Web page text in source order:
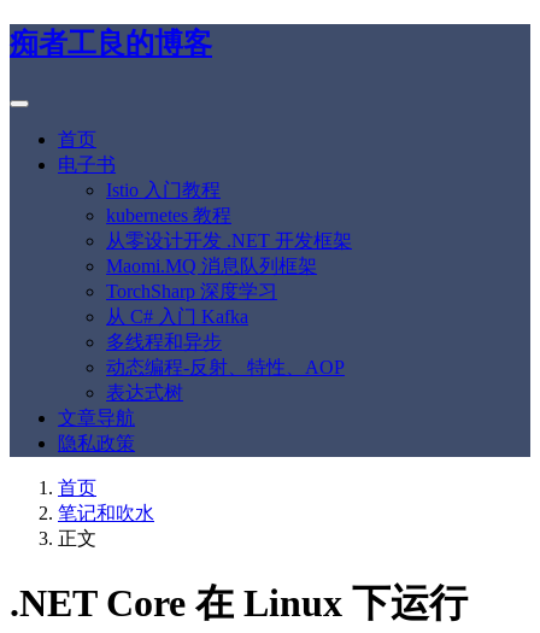
痴者工良的博客
首页
电子书
Istio 入门教程
kubernetes 教程
从零设计开发 .NET 开发框架
Maomi.MQ 消息队列框架
TorchSharp 深度学习
从 C# 入门 Kafka
多线程和异步
动态编程-反射、特性、AOP
表达式树
文章导航
隐私政策
首页
笔记和吹水
正文
.NET Core 在 Linux 下运行